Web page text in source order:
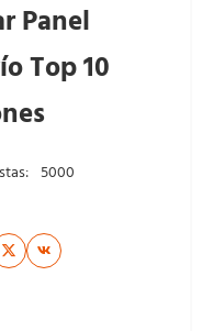
Panel
Top 10
5000